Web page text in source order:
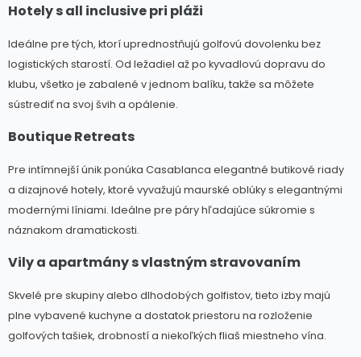
Hotely s all inclusive pri pláži
Ideálne pre tých, ktorí uprednostňujú golfovú dovolenku bez
logistických starostí. Od ležadiel až po kyvadlovú dopravu do
klubu, všetko je zabalené v jednom balíku, takže sa môžete
sústrediť na svoj švih a opálenie.
Boutique Retreats
Pre intímnejší únik ponúka Casablanca elegantné butikové riady
a dizajnové hotely, ktoré vyvažujú maurské oblúky s elegantnými
modernými líniami. Ideálne pre páry hľadajúce súkromie s
náznakom dramatickosti.
Vily a apartmány s vlastným stravovaním
Skvelé pre skupiny alebo dlhodobých golfistov, tieto izby majú
plne vybavené kuchyne a dostatok priestoru na rozloženie
golfových tašiek, drobností a niekoľkých fliaš miestneho vína.